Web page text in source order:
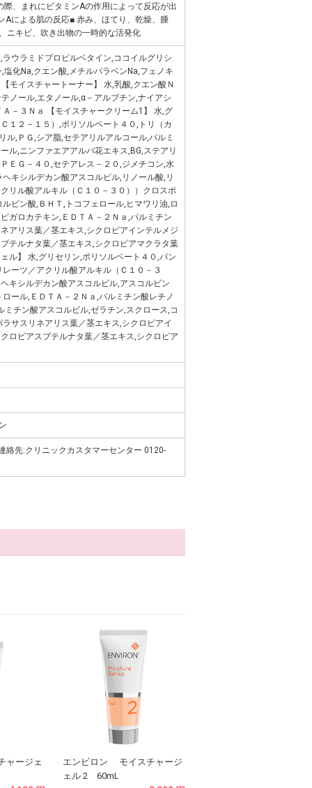
、まれにビタミンAの作用によって反応が出
Aによる肌の反応■ 赤み、ほてり、乾燥、腫
ニキビ、吹き出物の一時的な活発化
ウラミドプロピルベタイン,ココイルグリシ
塩化Na,クエン酸,メチルパラベンNa,フェノキ
モイスチャートーナー】 水,乳酸,クエン酸Ｎ
ノール,エタノール,α－アルブチン,ナイアシ
－３Ｎａ 【モイスチャークリーム1】 水,グ
１２－１５）,ポリソルベート４０,トリ（カ
ル,ＰＧ,シア脂,セテアリルアルコール,パルミ
ル,ニンファエアアルバ花エキス,BG,ステアリ
ＥＧ－４０,セテアレス－２０,ジメチコン,水
キシルデカン酸アスコルビル,リノール酸,リ
リル酸アルキル（Ｃ１０－３０））クロスポ
ビン酸,ＢＨＴ,トコフェロール,ヒマワリ油,ロ
ガロカテキン,ＥＤＴＡ－２Ｎａ,パルミチン
アリス葉／茎エキス,シクロピアインテルメジ
テルナタ葉／茎エキス,シクロピアマクラタ葉
ル】 水,グリセリン,ポリソルベート４０,パン
ーツ／アクリル酸アルキル（Ｃ１０－３
キシルデカン酸アスコルビル,アスコルビン
ール,ＥＤＴＡ－２Ｎａ,パルミチン酸レチノ
ミチン酸アスコルビル,ゼラチン,スクロース,コ
サスリネアリス葉／茎エキス,シクロピアイ
ロピアスブテルナタ葉／茎エキス,シクロピア
絡先:クリニックカスタマーセンター 0120-
ャージェ
エンビロン モイスチャージ
ェル 2 60mL